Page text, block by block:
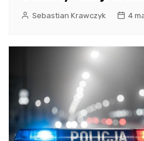
Sebastian Krawczyk 4